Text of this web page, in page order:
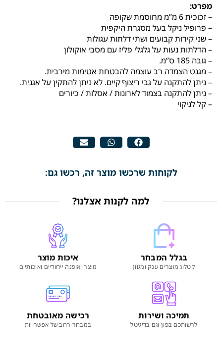
מפרט:
– זכוכית 6 מ”מ מחוסמת שקופה
– פרופיל ניקל בעל מסגרת היקפית
– שני קירות קבועים ושתי דלתות עגולות
– הדלתות נעות על גלגלי פליז עם מסבי אוקולון
– גובה 185 ס”מ.
– מגנט הצמדה רב עוצמה להבטחת אטימות מירבית.
– ניתן להתקנה על גבי ריצוף קיים. לא ניתן להתקין על אגנית.
– ניתן להתקנה בצמוד לארונות / אסלות / כיורים
– קל לניקוי
לקוחות שרכשו מוצר זה, רכשו גם:
למה לקנות אצלנו?
בגלל המבחר
קטלוג מוצרים ענק ומגוון
איכות מוצר
מוצרי אופנה ייחודיים ואיכותיים
תמיכה ושירות
לרשותכם בפון וגם בדיגיטל
רכישה מאובטחת
במבחר רחב של אפשרויות